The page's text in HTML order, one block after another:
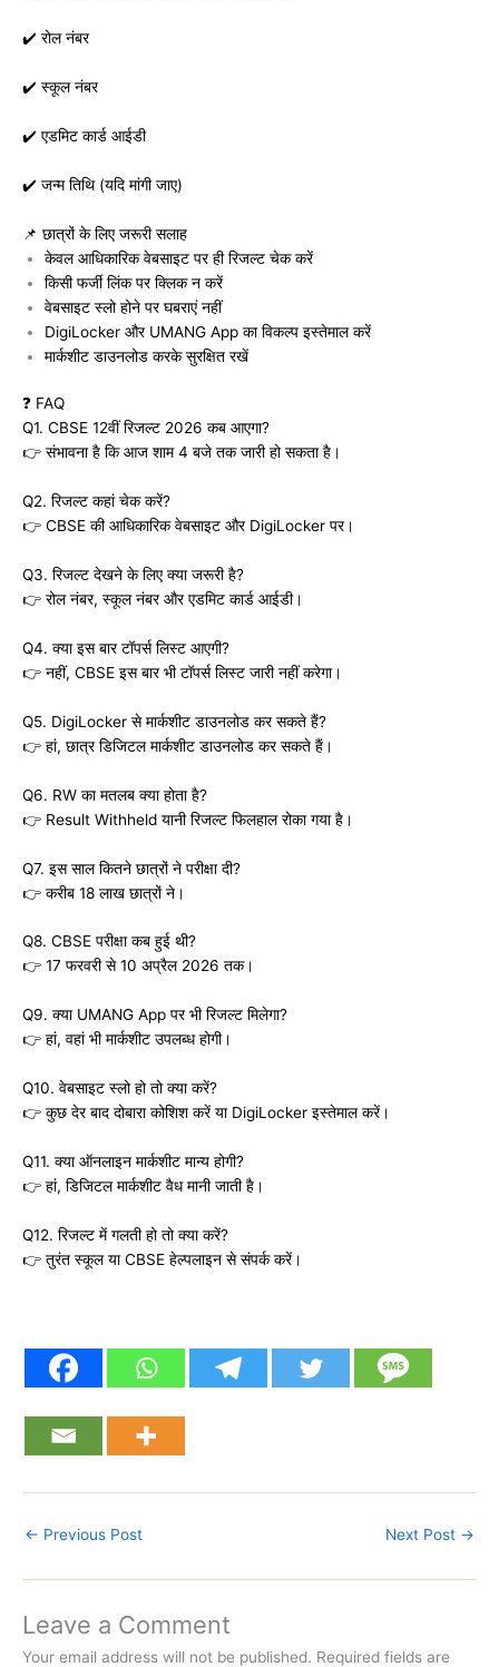
✔️ रोल नंबर
✔️ स्कूल नंबर
✔️ एडमिट कार्ड आईडी
✔️ जन्म तिथि (यदि मांगी जाए)
📌 छात्रों के लिए जरूरी सलाह
केवल आधिकारिक वेबसाइट पर ही रिजल्ट चेक करें
किसी फर्जी लिंक पर क्लिक न करें
वेबसाइट स्लो होने पर घबराएं नहीं
DigiLocker और UMANG App का विकल्प इस्तेमाल करें
मार्कशीट डाउनलोड करके सुरक्षित रखें
❓ FAQ
Q1. CBSE 12वीं रिजल्ट 2026 कब आएगा?
👉 संभावना है कि आज शाम 4 बजे तक जारी हो सकता है।
Q2. रिजल्ट कहां चेक करें?
👉 CBSE की आधिकारिक वेबसाइट और DigiLocker पर।
Q3. रिजल्ट देखने के लिए क्या जरूरी है?
👉 रोल नंबर, स्कूल नंबर और एडमिट कार्ड आईडी।
Q4. क्या इस बार टॉपर्स लिस्ट आएगी?
👉 नहीं, CBSE इस बार भी टॉपर्स लिस्ट जारी नहीं करेगा।
Q5. DigiLocker से मार्कशीट डाउनलोड कर सकते हैं?
👉 हां, छात्र डिजिटल मार्कशीट डाउनलोड कर सकते हैं।
Q6. RW का मतलब क्या होता है?
👉 Result Withheld यानी रिजल्ट फिलहाल रोका गया है।
Q7. इस साल कितने छात्रों ने परीक्षा दी?
👉 करीब 18 लाख छात्रों ने।
Q8. CBSE परीक्षा कब हुई थी?
👉 17 फरवरी से 10 अप्रैल 2026 तक।
Q9. क्या UMANG App पर भी रिजल्ट मिलेगा?
👉 हां, वहां भी मार्कशीट उपलब्ध होगी।
Q10. वेबसाइट स्लो हो तो क्या करें?
👉 कुछ देर बाद दोबारा कोशिश करें या DigiLocker इस्तेमाल करें।
Q11. क्या ऑनलाइन मार्कशीट मान्य होगी?
👉 हां, डिजिटल मार्कशीट वैध मानी जाती है।
Q12. रिजल्ट में गलती हो तो क्या करें?
👉 तुरंत स्कूल या CBSE हेल्पलाइन से संपर्क करें।
← Previous Post Next Post →
Leave a Comment
Your email address will not be published. Required fields are